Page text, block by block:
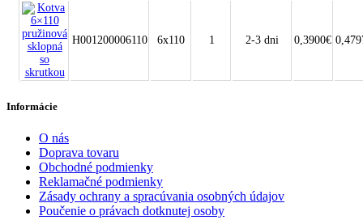
H001200006110 6x110 1 2-3 dni 0,3900€
Informácie
O nás
Doprava tovaru
Obchodné podmienky
Reklamačné podmienky
Zásady ochrany a spracúvania osobných údajov
Poučenie o právach dotknutej osoby